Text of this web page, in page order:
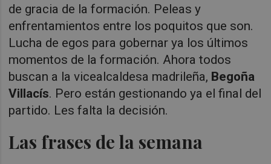
de gracia de la formación. Peleas y
enfrentamientos entre los poquitos que son.
Lucha de egos para gobernar ya los últimos
momentos de la formación. Ahora todos
buscan a la vicealcaldesa madrileña, Begoña
Villacís. Pero están gestionando ya el final del
partido. Les falta la decisión.
Las frases de la semana